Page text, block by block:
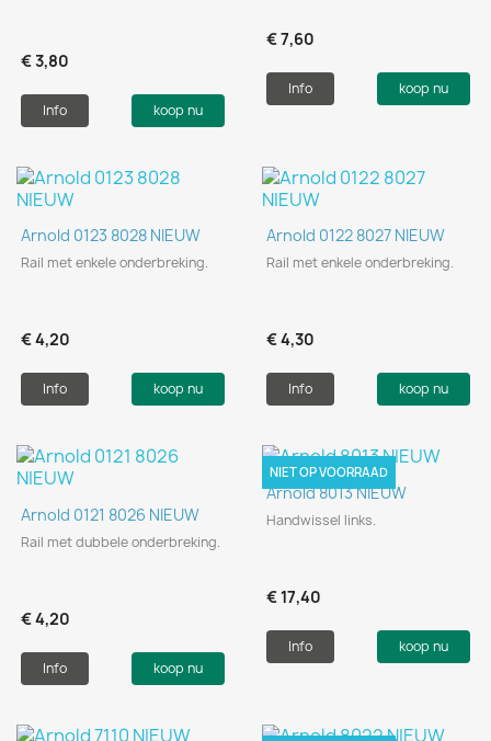
€ 3,80
Info koop nu
€ 7,60
Info koop nu
Arnold 0123 8028 NIEUW
Rail met enkele onderbreking.
€ 4,20
Info koop nu
Arnold 0122 8027 NIEUW
Rail met enkele onderbreking.
€ 4,30
Info koop nu
Arnold 0121 8026 NIEUW
Rail met dubbele onderbreking.
€ 4,20
Info koop nu
Arnold 8013 NIEUW
Handwissel links.
€ 17,40
Info koop nu
NIET OP VOORRAAD